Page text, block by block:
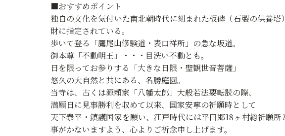
■おすすめポイント
独自の文化を気付いた南北朝時代に刻まれた板碑（石製の供養
財に指定されている。
歩いて登る「鷹尾山修験道・表口祥所」の急な坂道。
御本尊「不動明王」・・・目洗い不動とも。
日を限ってお参りする「大きな日限・聖観世音菩薩」
悠久の大自然と共にある、名勝庭園。
当寺は、古くは源頼家「八幡太郎」大般若法要転読の際、
満願日に見事勝利を収めて以来、国家安寧の祈願時として
天下泰平・鎮護国家を願い、江戸時代には平田郷18ヶ村総祈願
事がかないますよう、心よりご祈念申し上げます。